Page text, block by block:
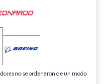
no se ordenaron de un modo